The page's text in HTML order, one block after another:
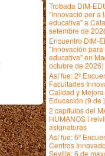
Trobada DIM-
"Innovació per a
educativa" a
setembre de
Encuentro DIM-
"Innovación
educativa" en
octubre de 2026)
Así fue: 2º
Facultades
Calidad y
Educación (9 de
2 capítulos del
HUMANOS i
asignaturas
Así fue: 6º
Centros
Sevilla: 6 de